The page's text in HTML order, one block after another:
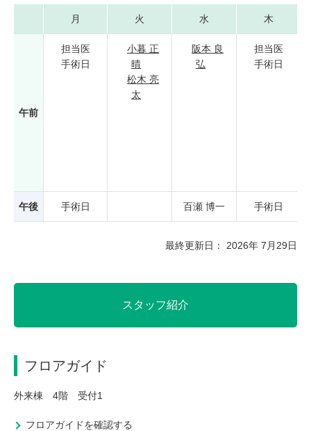
月 火 水 木
午前
担当医
手術日
小暮 正
晴
松木 亮
太
阪本 良
弘
担当医
手術日
午後 手術日 百瀬 博一 手術日
最終更新日： 2026年 7月29日
スタッフ紹介
フロアガイド
外来棟 4階 受付1
フロアガイドを確認する